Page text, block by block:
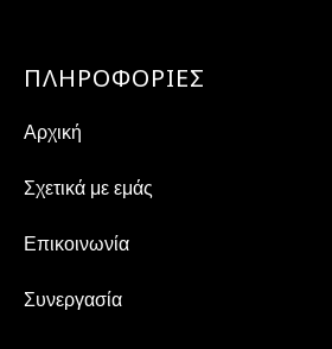
ΠΛΗΡΟΦΟΡΙΕΣ
Αρχική
Σχετικά με εμάς
Επικοινωνία
Συνεργασία